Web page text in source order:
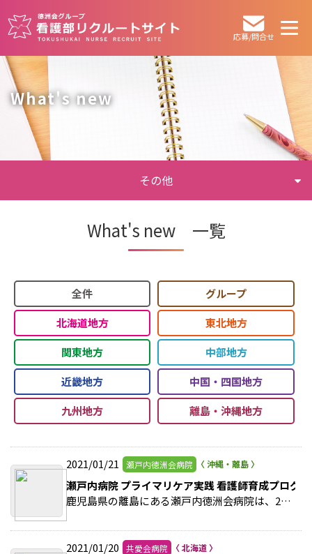
応募/問合せ
What's new
What's new 一覧
全件
グループ
北海道地方
東北地方
関東地方
中部地方
近畿地方
中国・四国地方
九州地方
離島・沖縄地方
2021/01/21 瀬戸内徳洲会病院
瀬戸内病院 プライマリケア実践 看護師育成プログ
鹿児島県の離島にある瀬戸内徳洲会病院は、2021年4月から「きゅら島プライマリケア看護師育成プログラム」を開始する。 >>続きを読む
2021/01/20 共愛会病院
その他